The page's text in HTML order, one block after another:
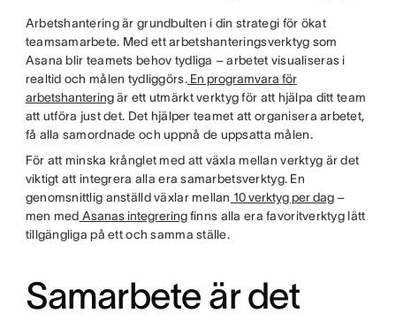
Arbetshantering är grundbulten i din strategi för ökat
teamsamarbete. Med ett arbetshanteringsverktyg som
Asana blir teamets behov tydliga – arbetet visualiseras i
realtid och målen tydliggörs.En programvara för
arbetshanteringär ett utmärkt verktyg för att hjälpa ditt team
att utföra just det. Det hjälper teamet att organisera arbetet,
få alla samordnade och uppnå de uppsatta målen.
För att minska krånglet med att växla mellan verktyg är det
viktigt att integrera alla era samarbetsverktyg. En
genomsnittlig anställd växlar mellan 10 verktyg per dag–
men med Asanas integreringfinns alla era favoritverktyg lätt
tillgängliga på ett och samma ställe.
Samarbete är det